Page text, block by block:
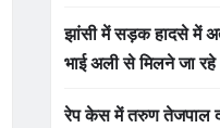
झांसी में सड़क हादसे में
भाई अली से मिलने जा
रेप केस में तरुण तेजपाल